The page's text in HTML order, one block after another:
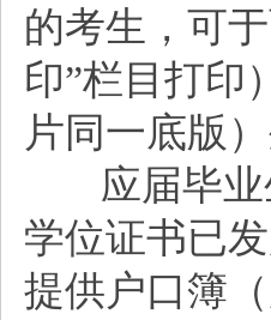
的考生，可
印”栏目打印
片同一底版
应届毕
学位证书已
提供户口簿